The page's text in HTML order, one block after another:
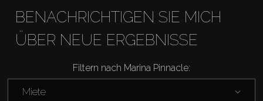
BENACHRICHTIGEN SIE MICH
ÜBER NEUE ERGEBNISSE
Filtern nach Marina Pinnacle:
Miete